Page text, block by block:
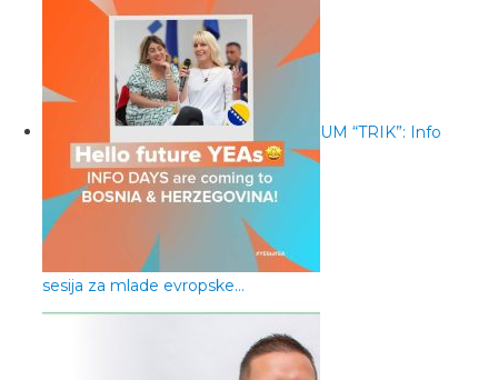
UM “TRIK”: Info
sesija za mlade evropske…